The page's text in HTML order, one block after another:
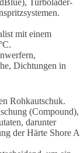
Turbolader-
mit einem
Dichtungen in
Rohkautschuk.
(Compound),
darunter
der Härte Shore A